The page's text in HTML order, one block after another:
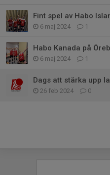
Fint spel av Habo
6 maj 2024 1
Habo Kanada på
6 maj 2024 1
Dags att stärka upp
26 feb 2024 0